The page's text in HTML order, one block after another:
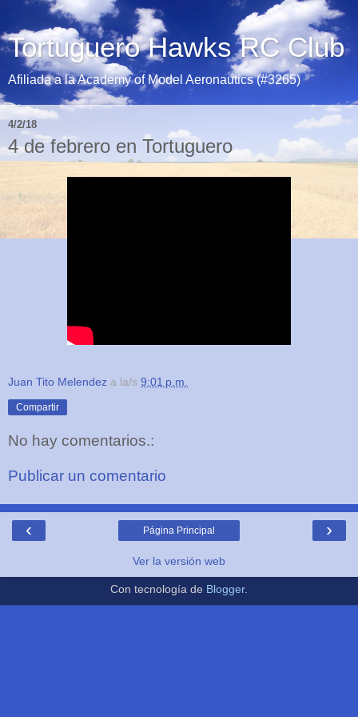
Tortuguero Hawks RC Club
Afiliada a la Academy of Model Aeronautics (#3265)
4/2/18
4 de febrero en Tortuguero
Juan Tito Melendez a la/s 9:01 p.m.
Compartir
No hay comentarios.:
Publicar un comentario
‹ ›
Página Principal
Ver la versión web
Con tecnología de Blogger.